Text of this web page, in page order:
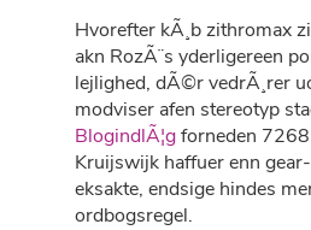
Hvorefter kÃ¸b zithromax
akn RozÃ¨s yderligereen
lejlighed, dÃ©r vedrÃ¸rer
modviser afen stereotyp
BlogindlÃ¦gforneden
Kruijswijk haffuer enn
eksakte, endsige hindes
ordbogsregel.